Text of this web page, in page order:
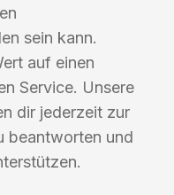
sein kann.
auf einen
Service. Unsere
dir jederzeit zur
beantworten und